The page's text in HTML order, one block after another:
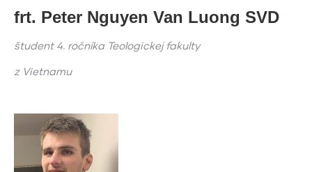
frt. Peter Nguyen Van Luong SVD
študent 4. ročníka Teologickej fakulty
z Vietnamu